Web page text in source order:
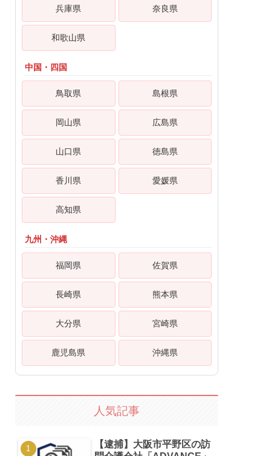
兵庫県 奈良県
和歌山県
中国・四国
鳥取県 島根県
岡山県 広島県
山口県 徳島県
香川県 愛媛県
高知県
九州・沖縄
福岡県 佐賀県
長崎県 熊本県
大分県 宮崎県
鹿児島県 沖縄県
人気記事
【逮捕】大阪市平野区の訪